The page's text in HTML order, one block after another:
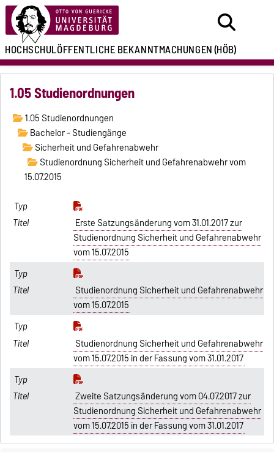
HOCHSCHULÖFFENTLICHEBEKANNTMACHUNGEN(HÖB)
1.05 Studienordnungen
1.05 Studienordnungen
Bachelor - Studiengänge
Sicherheit und Gefahrenabwehr
Studienordnung Sicherheit und Gefahrenabwehr vom
15.07.2015
Erste Satzungsänderung vom 31.01.2017 zur
Studienordnung Sicherheit und Gefahrenabwehr
vom 15.07.2015
Studienordnung Sicherheit und Gefahrenabwehr
vom 15.07.2015
Studienordnung Sicherheit und Gefahrenabwehr
vom 15.07.2015 in der Fassung vom 31.01.2017
Zweite Satzungsänderung vom 04.07.2017 zur
Studienordnung Sicherheit und Gefahrenabwehr
vom 15.07.2015 in der Fassung vom 31.01.2017